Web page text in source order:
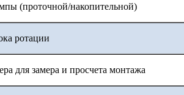
(проточной/накопительной)
ротации
для замера и просчета монтажа